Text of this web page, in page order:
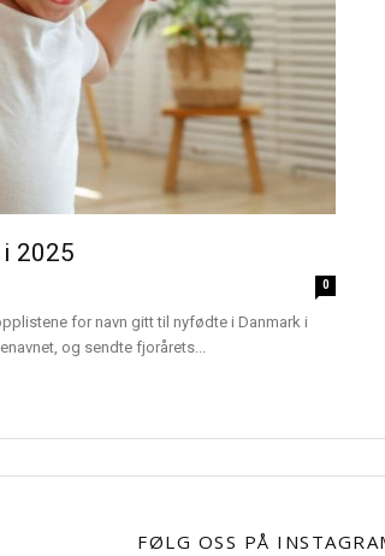
i 2025
0
for navn gitt til nyfødte i Danmark i
og sendte fjorårets...
FØLG OSS PÅ